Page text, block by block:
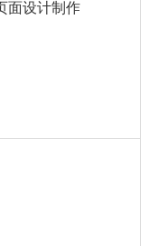
面设计制作